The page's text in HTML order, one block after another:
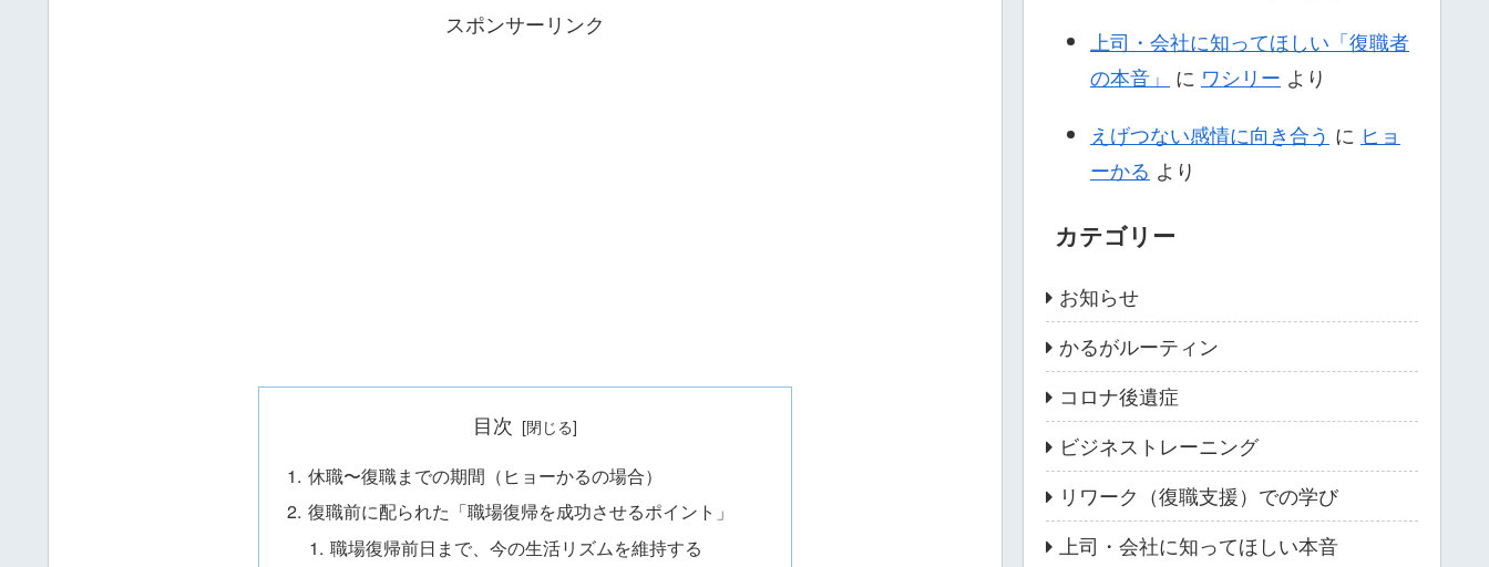
スポンサーリンク
目次
休職〜復職までの期間（ヒョーかるの場合）
復職前に配られた「職場復帰を成功させるポイント」
職場復帰前日まで、今の生活リズムを維持する
上司・会社に知ってほしい「復職者
の本音」
に ワシリー より
えげつない感情に向き合う に ヒョ
ーかる より
カテゴリー
お知らせ
かるがルーティン
コロナ後遺症
ビジネストレーニング
リワーク（復職支援）での学び
上司・会社に知ってほしい本音